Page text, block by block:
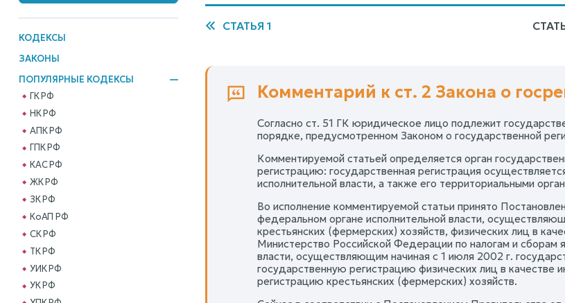
КОДЕКСЫ
ЗАКОНЫ
ПОПУЛЯРНЫЕ КОДЕКСЫ
ГК РФ
НК РФ
АПК РФ
ГПК РФ
КАС РФ
ЖК РФ
ЗК РФ
КоАП РФ
СК РФ
ТК РФ
УИК РФ
УК РФ
СТАТЬЯ 1
Комментарий к ст. 2 Закона о
Согласно ст. 51 ГК юридическое лицо подлежит
порядке, предусмотренном Законом о государственной
Комментируемой статьей определяется орган
регистрацию: государственная регистрация
исполнительной власти, а также его территориальными
Во исполнение комментируемой статьи принято
федеральном органе исполнительной власти,
крестьянских (фермерских) хозяйств, физических лиц в
Министерство Российской Федерации по налогам и сборам
власти, осуществляющим начиная с 1 июля 2002 г.
государственную регистрацию физических лиц в
регистрацию крестьянских (фермерских) хозяйств.